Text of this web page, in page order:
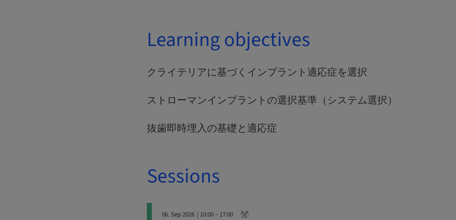
Learning objectives
クライテリアに基づくインプラント適応症を選択
ストローマンインプラントの選択基準（システム選択）
抜歯即時埋入の基礎と適応症
Sessions
06. Sep 2026 | 10:00 – 17:00